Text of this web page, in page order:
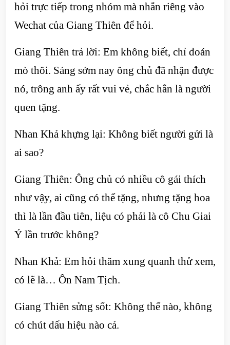
hỏi trực tiếp trong nhóm mà nhắn riêng vào
Wechat của Giang Thiên để hỏi.
Giang Thiên trả lời: Em không biết, chỉ đoán
mò thôi. Sáng sớm nay ông chủ đã nhận được
nó, trông anh ấy rất vui vẻ, chắc hẳn là người
quen tặng.
Nhan Khả khựng lại: Không biết người gửi là
ai sao?
Giang Thiên: Ông chủ có nhiều cô gái thích
như vậy, ai cũng có thể tặng, nhưng tặng hoa
thì là lần đầu tiên, liệu có phải là cô Chu Giai
Ý lần trước không?
Nhan Khả: Em hỏi thăm xung quanh thử xem,
có lẽ là… Ôn Nam Tịch.
Giang Thiên sửng sốt: Không thể nào, không
có chút dấu hiệu nào cả.